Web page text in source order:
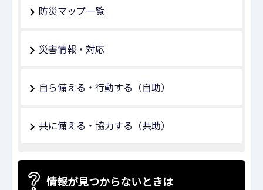
防災マップ一覧
災害情報・対応
自ら備える・行動する（自助）
共に備える・協力する（共助）
情報が見つからないときは